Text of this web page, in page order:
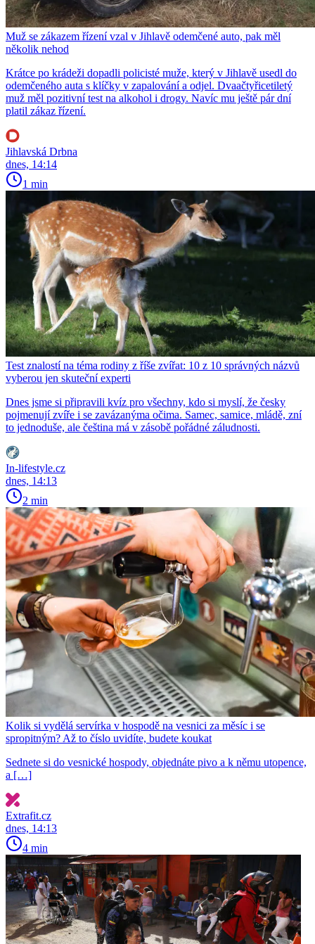
Muž se zákazem řízení vzal v Jihlavě odemčené auto, pak měl
několik nehod
Krátce po krádeži dopadli policisté muže, který v Jihlavě usedl do
odemčeného auta s klíčky v zapalování a odjel. Dvaačtyřicetiletý
muž měl pozitivní test na alkohol i drogy. Navíc mu ještě pár dní
platil zákaz řízení.
Jihlavská Drbna
dnes, 14:14
1 min
Test znalostí na téma rodiny z říše zvířat: 10 z 10 správných názvů
vyberou jen skuteční experti
Dnes jsme si připravili kvíz pro všechny, kdo si myslí, že česky
pojmenují zvíře i se zavázanýma očima. Samec, samice, mládě, zní
to jednoduše, ale čeština má v zásobě pořádné záludnosti.
In-lifestyle.cz
dnes, 14:13
2 min
Kolik si vydělá servírka v hospodě na vesnici za měsíc i se
spropitným? Až to číslo uvidíte, budete koukat
Sednete si do vesnické hospody, objednáte pivo a k němu utopence,
a […]
Extrafit.cz
dnes, 14:13
4 min